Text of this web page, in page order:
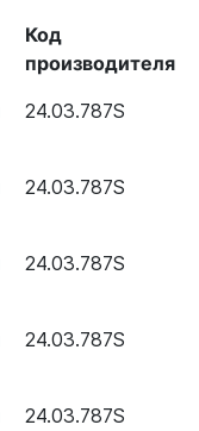
Код
производителя
24.03.787S
24.03.787S
24.03.787S
24.03.787S
24.03.787S